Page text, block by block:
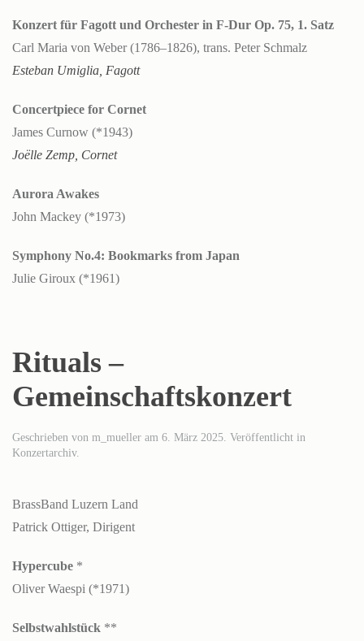
Konzert für Fagott und Orchester in F-Dur Op. 75, 1. Satz
Carl Maria von Weber (1786–1826), trans. Peter Schmalz
Esteban Umiglia, Fagott
Concertpiece for Cornet
James Curnow (*1943)
Joëlle Zemp, Cornet
Aurora Awakes
John Mackey (*1973)
Symphony No.4: Bookmarks from Japan
Julie Giroux (*1961)
Rituals –
Gemeinschaftskonzert
Geschrieben von m_mueller am 6. März 2025. Veröffentlicht in
Konzertarchiv.
BrassBand Luzern Land
Patrick Ottiger, Dirigent
Hypercube *
Oliver Waespi (*1971)
Selbstwahlstück **